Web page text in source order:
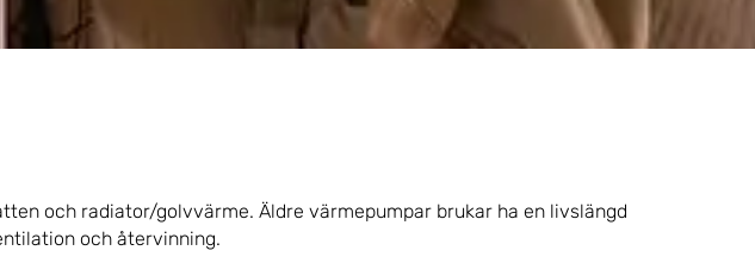
och radiator/golvvärme. Äldre värmepumpar brukar ha en livslängd
och återvinning.